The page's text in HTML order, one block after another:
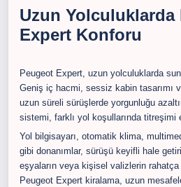
Uzun Yolculuklarda
Expert Konforu
Peugeot Expert, uzun yolculuklarda
Geniş iç hacmi, sessiz kabin tasarımı
uzun süreli sürüşlerde yorgunluğu
sistemi, farklı yol koşullarında titreşimi
Yol bilgisayarı, otomatik klima,
gibi donanımlar, sürüşü keyifli hale
eşyaların veya kişisel valizlerin rahatça
Peugeot Expert kiralama, uzun